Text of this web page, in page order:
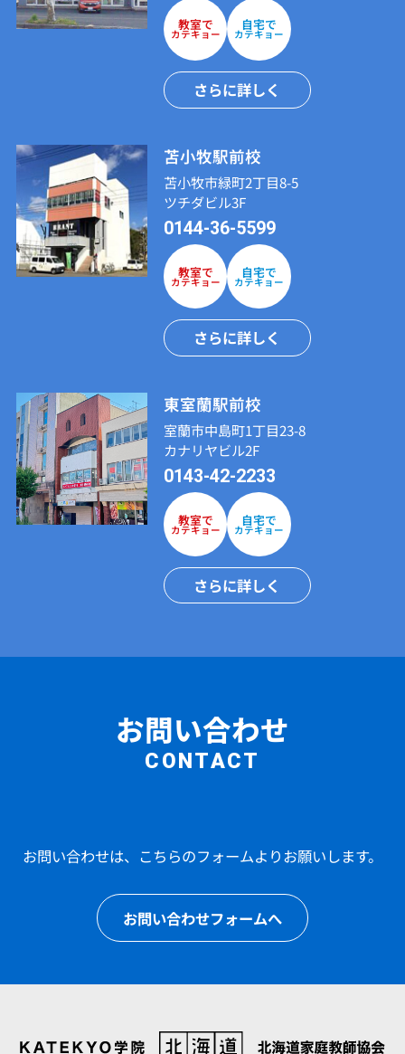
教室で
カテキョー
自宅で
カテキョー
さらに詳しく
苫小牧駅前校
苫小牧市緑町2丁目8-5
ツチダビル3F
0144-36-5599
教室で
カテキョー
自宅で
カテキョー
さらに詳しく
東室蘭駅前校
室蘭市中島町1丁目23-8
カナリヤビル2F
0143-42-2233
教室で
カテキョー
自宅で
カテキョー
さらに詳しく
お問い合わせ
CONTACT
お問い合わせは、こちらのフォームよりお願いします。
お問い合わせフォームへ